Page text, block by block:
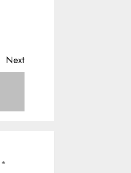
Next
*